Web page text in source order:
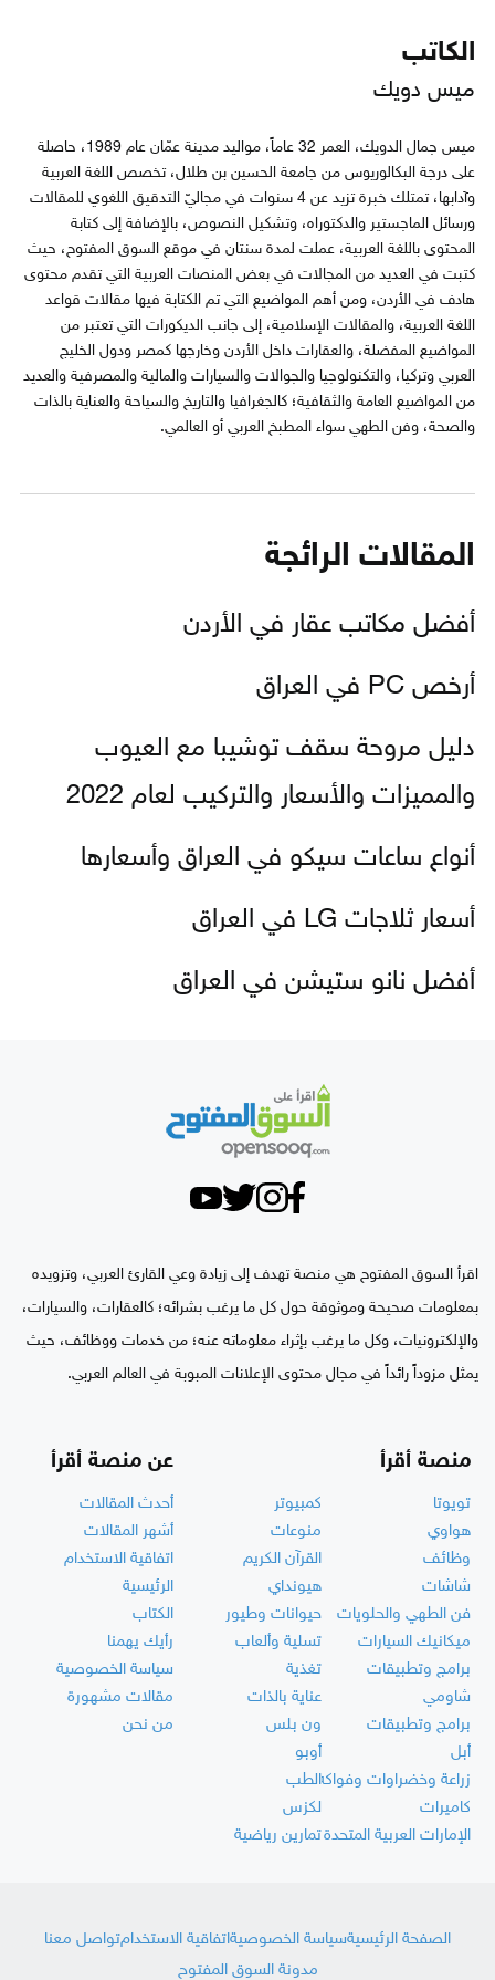
الكاتب
ميس دويك
ميس جمال الدويك، العمر 32 عاماً، مواليد مدينة عمّان عام 1989، حاصلة
على درجة البكالوريوس من جامعة الحسين بن طلال، تخصص اللغة العربية
وآدابها، تمتلك خبرة تزيد عن 4 سنوات في مجاليّ التدقيق اللغوي للمقالات
ورسائل الماجستير والدكتوراه، وتشكيل النصوص، بالإضافة إلى كتابة
المحتوى باللغة العربية، عملت لمدة سنتان في موقع السوق المفتوح، حيث
كتبت في العديد من المجالات في بعض المنصات العربية التي تقدم محتوى
هادف في الأردن، ومن أهم المواضيع التي تم الكتابة فيها مقالات قواعد
اللغة العربية، والمقالات الإسلامية، إلى جانب الديكورات التي تعتبر من
المواضيع المفضلة، والعقارات داخل الأردن وخارجها كمصر ودول الخليج
العربي وتركيا، والتكنولوجيا والجوالات والسيارات والمالية والمصرفية والعديد
من المواضيع العامة والثقافية؛ كالجغرافيا والتاريخ والسياحة والعناية بالذات
والصحة، وفن الطهي سواء المطبخ العربي أو العالمي.
المقالات الرائجة
أفضل مكاتب عقار في الأردن
أرخص PC في العراق
دليل مروحة سقف توشيبا مع العيوب
والمميزات والأسعار والتركيب لعام 2022
أنواع ساعات سيكو في العراق وأسعارها
أسعار ثلاجات LG في العراق
أفضل نانو ستيشن في العراق
اقرأ السوق المفتوح هي منصة تهدف إلى زيادة وعي القارئ العربي، وتزويده
بمعلومات صحيحة وموثوقة حول كل ما يرغب بشرائه؛ كالعقارات، والسيارات،
والإلكترونيات، وكل ما يرغب بإثراء معلوماته عنه؛ من خدمات ووظائف، حيث
يمثل مزوداً رائداً في مجال محتوى الإعلانات المبوبة في العالم العربي.
منصة أقرأ
تويوتا
كمبيوتر
هواوي
منوعات
وظائف
القرآن الكريم
شاشات
هيونداي
فن الطهي والحلويات
حيوانات وطيور
ميكانيك السيارات
تسلية وألعاب
برامج وتطبيقات
تغذية
شاومي
عناية بالذات
برامج وتطبيقات
ون بلس
أبل
أوبو
زراعة وخضراوات وفواكهالطب
كاميرات
لكزس
الإمارات العربية المتحدةتمارين رياضية
عن منصة أقرأ
أحدث المقالات
أشهر المقالات
اتفاقية الاستخدام
الرئيسية
الكتاب
رأيك يهمنا
سياسة الخصوصية
مقالات مشهورة
من نحن
الصفحة الرئيسيةسياسة الخصوصيةاتفاقية الاستخدامتواصل معنا
مدونة السوق المفتوح